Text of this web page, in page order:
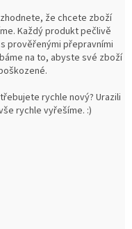
že chcete zboží
Každý produkt pečlivě
prověřenými přepravními
na to, abyste své zboží
rychle nový? Urazili
rychle vyřešíme. :)